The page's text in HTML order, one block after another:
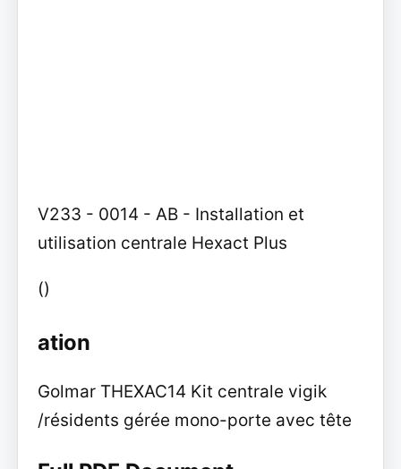
V233 - 0014 - AB - Installation et
utilisation centrale Hexact Plus
()
ation
Golmar THEXAC14 Kit centrale vigik
/résidents gérée mono-porte avec tête